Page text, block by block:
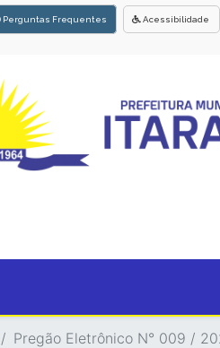
Perguntas Frequentes Acessibilidade
Pregão Eletrônico N° 009 /